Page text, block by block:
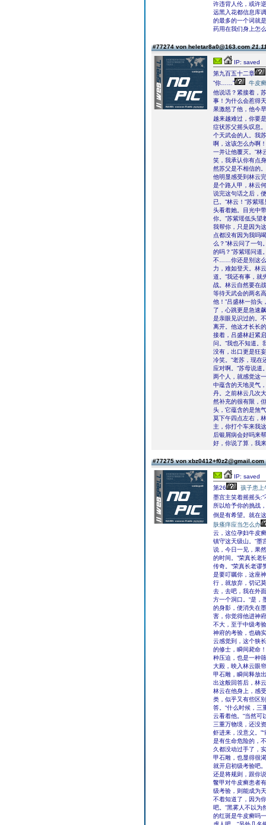
许违背人伦，或许
远黑入花都信息库
的最多的一个词就
药用在我们身上怎
#77274 von heletar8a0@163.com
IP: saved
第九百五十二章
”你……”
牛皮
他说话？紧接着，
事！为什么会惹得
果激怒了他，他今
越来越难过，你要
症状苏父摇头叹息
个天武会的人。我
啊，这该怎么办啊
一并让他覆灭。”林
笑，我承认你有点
然苏父是不相信的
他明显感受到林云
是个路人甲，林云
说完这句话之后，
已。”林云！”苏紫
头看着她。目光中
你。”苏紫瑶低头望
我帮你，只是因为
点都没有因为我吗
么？”林云问了一句
的吗？”苏紫瑶问道
不……你还是别这么
力，难如登天。林
道。”我还有事，就
战。林云自然要在
等待天武会的两名
他！”吕盛林一抬头
了，心跳更是急速
是亲眼见识过的。
离开。他这才长长
接着，吕盛林赶紧
问。”我也不知道。
没有，出口更是狂
冷笑。”老苏，现在
应对啊。”苏母说道
两个人，就感觉这
中蕴含的天地灵气
丹。之前林云几次
然补充的很有限，
头，它蕴含的是煞
莫下午四点左右，
主，你打个车来我
后银屑病会好吗来
好，你说了算，我
#77275 von xbz0412+f0z2@gmail.com
IP: saved
第26
孩子患上
墨宫主笑着摇摇头
所以给予你的挑战
倒是有希望。就在
肤瘙痒应当怎么办
云，这位孕妇牛皮
镇守这天级山。”墨
说，今日一见，果
的时间。”荣真长老
传奇。“荣真长老谬
是要叮嘱你，这座
行，就放弃，切记
去，去吧，我在外
方一个洞口。“是，
的身影，便消失在
害，你觉得他进神
不大，至于中级考
神府的考验，也确
云感觉到，这个狭
的修士，瞬间毙命
种压迫，也是一种
大殿，映入林云眼
甲石雕，瞬间释放
出这般回答后，林
林云在他身上，感
类，似乎又有些区
答。“什么时候，三
云看着他。“当然可
三重万物境，还没
虾进来，没意义。
是有生命危险的，
久都没动过手了，
甲石雕，也显得很
就开启初级考验吧
还是将规则，跟你
鳖甲对牛皮癣患者
级考验，则能成为
不着知道了，因为
吧。”黑雾人不以为
的红斑是牛皮癣吗